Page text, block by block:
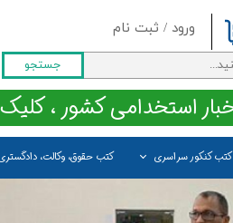
ورود / ثبت نام
حساب کاربری من
تغییر گذر واژه
سفارشات
خروج از حساب کاربری
جستجو
کتب کنکور سراسری کتب حقوق، وکالت،
استخدامی کشور ،